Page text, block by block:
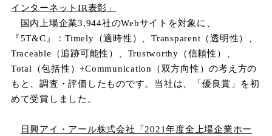
インターネットIR表彰」
国内上場企業3,944社のWebサイトを対象に、
『5T&C』：Timely（適時性）、Transparent（透明性）、
Traceable（追跡可能性）、Trustworthy（信頼性）、
Total（包括性）+Communication（双方向性）の考え方の
もと、調査・評価したものです。 当社は、「優良賞」を初
めて受賞しました。
日興アイ・アール株式会社「2021年度全上場企業ホー